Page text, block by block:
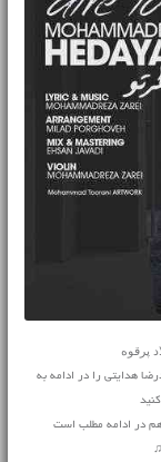
پرقوه
هدایتی را در ادامه به
در ادامه مطلب است